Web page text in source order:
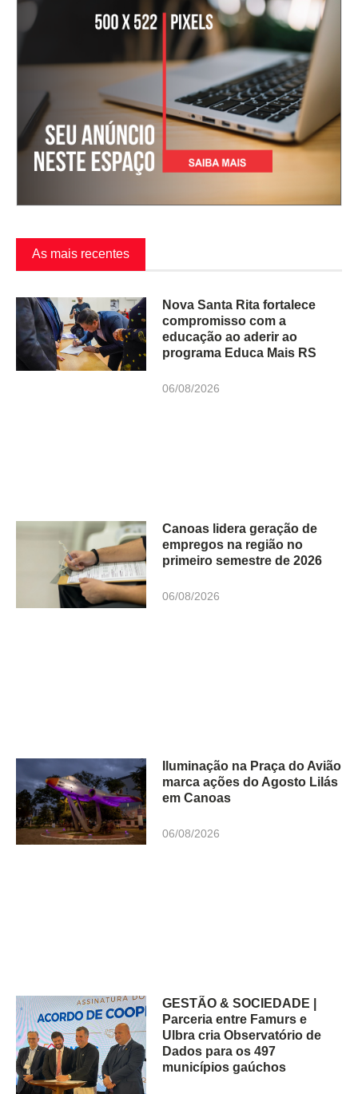
As mais recentes
Nova Santa Rita fortalece
compromisso com a
educação ao aderir ao
programa Educa Mais RS
06/08/2026
Canoas lidera geração de
empregos na região no
primeiro semestre de 2026
06/08/2026
Iluminação na Praça do Avião
marca ações do Agosto Lilás
em Canoas
06/08/2026
GESTÃO & SOCIEDADE |
Parceria entre Famurs e
Ulbra cria Observatório de
Dados para os 497
municípios gaúchos